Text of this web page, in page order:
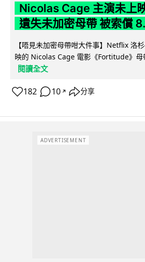
Nicolas Cage 主演未上
遺失未加密母帶 被索償
【唔見未加密母帶咁大件事】Netflix 洛
映的 Nicolas Cage 電影《Fortitude》母
閱讀全文
182 10 ↗ 分享
ADVERTISEMENT